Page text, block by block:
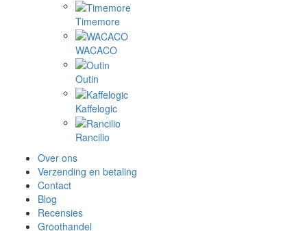
Timemore
WACACO
Outin
Kaffelogic
Rancilio
Over ons
Verzending en betaling
Contact
Blog
Recensies
Groothandel